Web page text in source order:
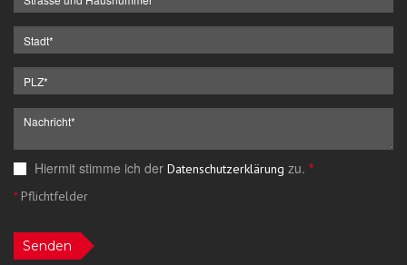
Hiermit stimme ich der Datenschutzerklärung zu. *
*Pflichtfelder
Senden